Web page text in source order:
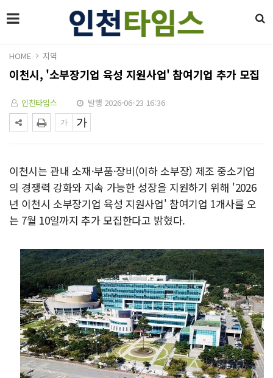
HOME 지역
이천시, '소부장기업 육성 지원사업' 참여기업 추가 모집
인천타임스 발행 2026-06-23 16:36
이천시는 관내 소재·부품·장비(이하 소부장) 제조 중소기업
의 경쟁력 강화와 지속 가능한 성장을 지원하기 위해 '2026
년 이천시 소부장기업 육성 지원사업' 참여기업 1개사를 오
는 7월 10일까지 추가 모집한다고 밝혔다.